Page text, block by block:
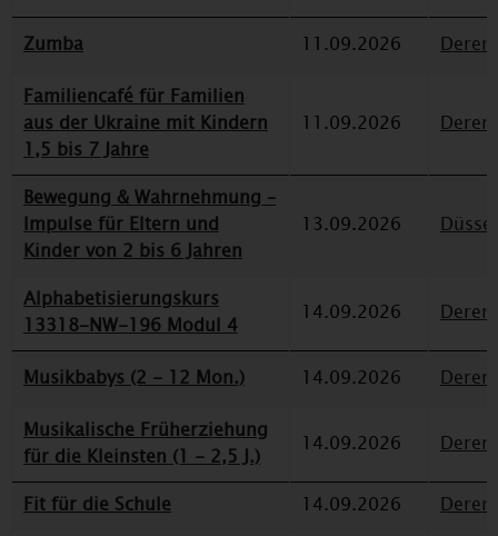
Zumba 11.09.2026
Familiencafé für Familien
aus der Ukraine mit Kindern
1,5 bis 7 Jahre
11.09.2026
Bewegung & Wahrnehmung –
Impulse für Eltern und
Kinder von 2 bis 6 Jahren
13.09.2026
Alphabetisierungskurs
13318-NW-196 Modul 4
14.09.2026
Musikbabys (2 - 12 Mon.) 14.09.2026
Musikalische Früherziehung
für die Kleinsten (1 - 2,5 J.)
14.09.2026
Fit für die Schule 14.09.2026